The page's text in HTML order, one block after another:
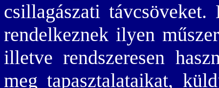
csillagászati
rendelkeznek ilyen
illetve rendszeresen
meg tapasztalataikat,